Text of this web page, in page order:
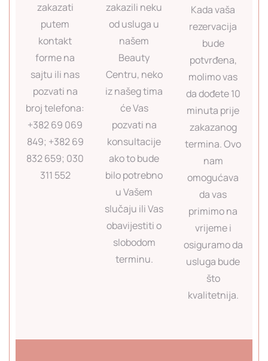
zakazati
putem
kontakt
forme na
sajtu ili nas
pozvati na
broj telefona:
+382 69 069
849; +382 69
832 659; 030
311 552
zakazili neku
od usluga u
našem
Beauty
Centru, neko
iz našeg tima
će Vas
pozvati na
konsultacije
ako to bude
bilo potrebno
u Vašem
slučaju ili Vas
obavijestiti o
slobodom
terminu.
Kada vaša
rezervacija
bude
potvrđena,
molimo vas
da dođete 10
minuta prije
zakazanog
termina. Ovo
nam
omogućava
da vas
primimo na
vrijeme i
osiguramo da
usluga bude
što
kvalitetnija.